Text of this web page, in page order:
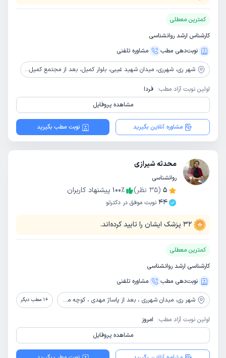
کمترین معطلی
کارشناس ارشد روانشناسی
نوبت‌دهی مطب
مشاوره‌ تلفنی
شهر ری، شهرری، میدان شهید غیبی، بلوار کمیل، بعد از مجتمع کمیل، نرسیده به میدان فرمانداری، ساختمان بهار 3، همکف، پلاک40 مرکز مشاوره و‌خدمات روانشناختی آینده نو
اولین نوبت آزاد مطب: فردا
مشاهده پروفایل
مشاوره آنلاین بگیرید نوبت مطب بگیرید
محدثه شیرازی
روانشناسی
5
(
35 نظر) 100٪
پیشنهاد کاربران
44 نوبت موفق در دکترتو
32 پزشک ایشان را تایید کرده‌اند.
کمترین معطلی
کارشناسی ارشد روانشناسی
نوبت‌دهی مطب
مشاوره‌ تلفنی
شهر ری، میدان شهرری ، بعد از پاساژ مهدی ، کوچه ملک زاده ، نبش کوچه مختارخان ، پلاک 20 ، طبقه دوم ، مرکز مشاوره نصیر +
1 مطب دیگر
اولین نوبت آزاد مطب: امروز
مشاهده پروفایل